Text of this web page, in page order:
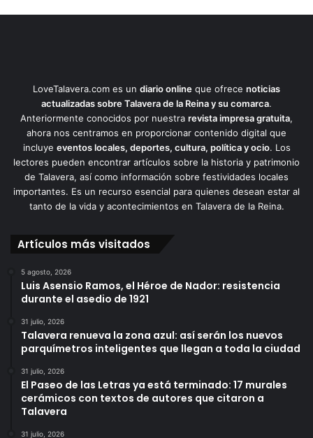
LoveTalavera.com es un diario online que ofrece noticias
actualizadas sobre Talavera de la Reina y su comarca.
Anteriormente conocidos por nuestra revista impresa gratuita,
ahora nos centramos en proporcionar contenido digital que
incluye eventos locales, deportes, cultura, política y ocio. Los
lectores pueden encontrar artículos sobre la historia y patrimonio
de Talavera, así como información sobre festividades locales
importantes. Es un recurso esencial para quienes desean estar al
tanto de la vida y acontecimientos en Talavera de la Reina.
Artículos más visitados
5 agosto, 2026
Luis Asensio Ramos, el Héroe de Nador: resistencia
durante el asedio de 1921
31 julio, 2026
Talavera renueva la zona azul: así serán los nuevos
parquímetros inteligentes que llegan a toda la ciudad
31 julio, 2026
El Paseo de las Letras ya está terminado: 17 murales
cerámicos con textos de autores que citaron a
Talavera
31 julio, 2026